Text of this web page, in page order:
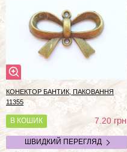
КОНЕКТОР БАНТИК, ПАКОВАННЯ
11355
В КОШИК 7.20грн
ШВИДКИЙ ПЕРЕГЛЯД